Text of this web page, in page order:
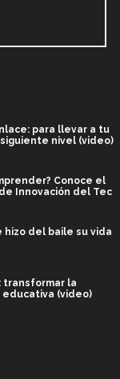
para llevar a tu
nivel (video)
Conoce el
Innovación del Tec
hizo del baile su vida
transformar la
educativa (video)